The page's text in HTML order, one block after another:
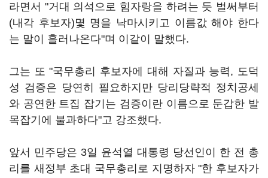
라면서 "거대 의석으로 힘자랑을 하려는 듯 벌써부터
(내각 후보자)몇 명을 낙마시키고 이름값 해야 한다
는 말이 흘러나온다"며 이같이 말했다.
그는 또 "국무총리 후보자에 대해 자질과 능력, 도덕
성 검증은 당연히 필요하지만 당리당략적 정치공세
와 공연한 트집 잡기는 검증이란 이름으로 둔갑한 발
목잡기에 불과하다"고 강조했다.
앞서 민주당은 3일 윤석열 대통령 당선인이 한 전 총
리를 새정부 초대 국무총리로 지명하자 "한 후보자가